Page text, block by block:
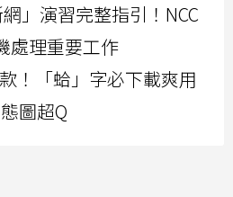
」演習完整指引！NCC
處理重要工作
！「蛤」字必下載爽用
圖超Q